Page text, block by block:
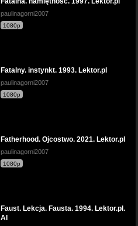
paulinagorni2007
1080p
Fatalny. instynkt. 1993. Lektor.pl
paulinagorni2007
1080p
Fatherhood. Ojcostwo. 2021. Lektor.pl
paulinagorni2007
1080p
Faust. Lekcja. Fausta. 1994. Lektor.pl.
AI